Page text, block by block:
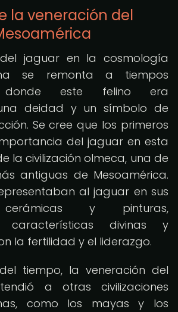
la veneración del
jaguar en la cosmología
se remonta a tiempos
donde este felino era
deidad y un símbolo de
Se cree que los primeros
del jaguar en esta
la civilización olmeca, una de
antiguas de Mesoamérica.
al jaguar en sus
cerámicas y pinturas,
características divinas y
la fertilidad y el liderazgo.
tiempo, la veneración del
a otras civilizaciones
como los mayas y los